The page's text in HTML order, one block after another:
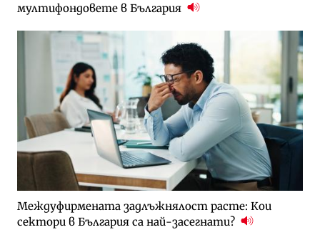
мултифондовете в България
Междуфирмената задлъжнялост расте: Кои
сектори в България са най-засегнати?